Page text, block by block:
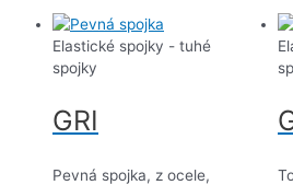
Elastické spojky - tuhé
spojky
GRI
Pevná spojka, z ocele,